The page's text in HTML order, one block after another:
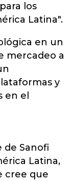
los
Latina".
en un
mercadeo a
y
en el
de Sanofi
Latina,
cree que